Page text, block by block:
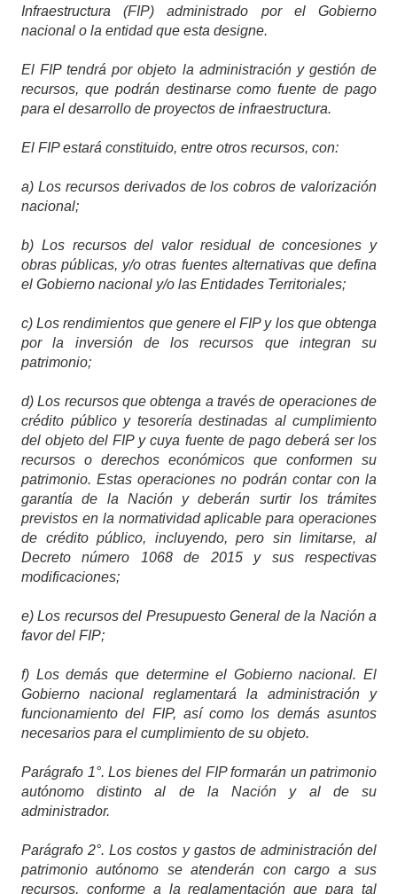
Infraestructura (FIP) administrado por el Gobierno
nacional o la entidad que esta designe.
El FIP tendrá por objeto la administración y gestión de
recursos, que podrán destinarse como fuente de pago
para el desarrollo de proyectos de infraestructura.
El FIP estará constituido, entre otros recursos, con:
a) Los recursos derivados de los cobros de valorización
nacional;
b) Los recursos del valor residual de concesiones y
obras públicas, y/o otras fuentes alternativas que defina
el Gobierno nacional y/o las Entidades Territoriales;
c) Los rendimientos que genere el FIP y los que obtenga
por la inversión de los recursos que integran su
patrimonio;
d) Los recursos que obtenga a través de operaciones de
crédito público y tesorería destinadas al cumplimiento
del objeto del FIP y cuya fuente de pago deberá ser los
recursos o derechos económicos que conformen su
patrimonio. Estas operaciones no podrán contar con la
garantía de la Nación y deberán surtir los trámites
previstos en la normatividad aplicable para operaciones
de crédito público, incluyendo, pero sin limitarse, al
Decreto número 1068 de 2015 y sus respectivas
modificaciones;
e) Los recursos del Presupuesto General de la Nación a
favor del FIP;
f) Los demás que determine el Gobierno nacional. El
Gobierno nacional reglamentará la administración y
funcionamiento del FIP, así como los demás asuntos
necesarios para el cumplimiento de su objeto.
Parágrafo 1°. Los bienes del FIP formarán un patrimonio
autónomo distinto al de la Nación y al de su
administrador.
Parágrafo 2°. Los costos y gastos de administración del
patrimonio autónomo se atenderán con cargo a sus
recursos, conforme a la reglamentación que para tal